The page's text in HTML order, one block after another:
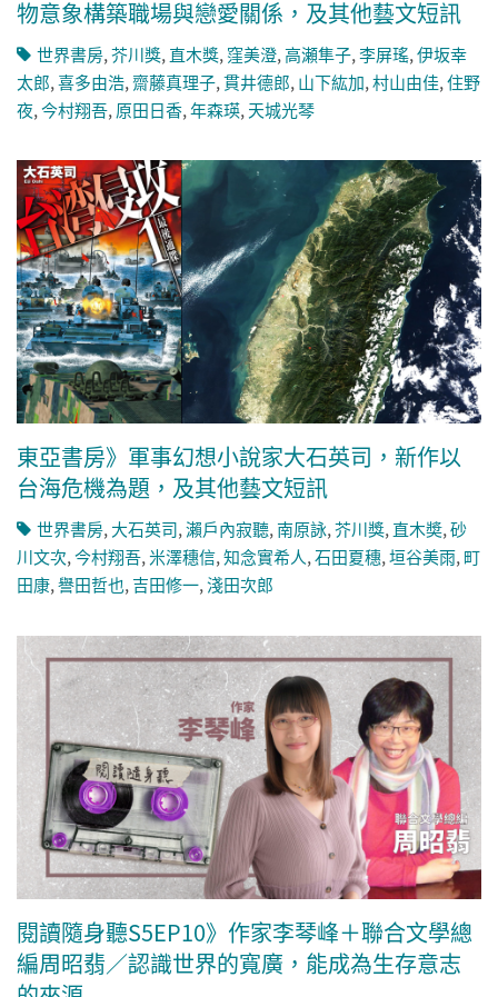
物意象構築職場與戀愛關係，及其他藝文短訊
世界書房,芥川獎, 直木獎, 窪美澄,高瀬隼子,李屏瑤,伊坂幸
太郎,喜多由浩,齋藤真理子,貫井德郎, 山下紘加,村山由佳,住野
夜,今村翔吾, 原田日香,年森瑛, 天城光琴
東亞書房》軍事幻想小說家大石英司，新作以
台海危機為題，及其他藝文短訊
世界書房,大石英司,瀨戶內寂聽,南原詠,芥川獎,直木奬,砂
川文次,今村翔吾,米澤穗信,知念實希人,石田夏穗,垣谷美雨,町
田康,譽田哲也,吉田修一,淺田次郎
閱讀隨身聽S5EP10》作家李琴峰＋聯合文學總
編周昭翡／認識世界的寬廣，能成為生存意志